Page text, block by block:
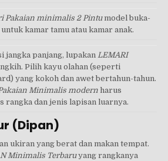
Pakaian minimalis 2 Pintumodel buka-
kamar tamu atau kamar anak.
jangka panjang, lupakanLEMARI
Pilih kayu olahan (seperti
yang kokoh dan awet bertahun-tahun.
Minimalis modern harus
rangka dan jenis lapisan luarnya.
(Dipan)
ukiran yang berat dan makan tempat.
Minimalis Terbaruyang rangkanya